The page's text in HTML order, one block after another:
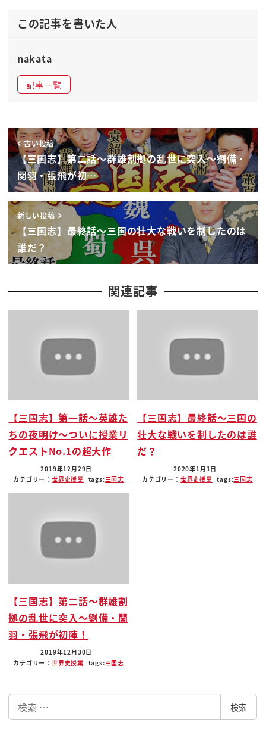
就浩浩蕩蕩的去了
反觀曹操可是個天才
幾近完美 具備了所有的能力
力量也很強大
因此曹操就像是集合了關羽跟張飛
劉備是藉著累積的德望聚集人心
相對曹操呢
有能力者就會重用 無能者一概不用
完全看能力而定
只要跟著我就能取得天下
否則就別妄想
原則就是這樣
有能力者 無論身份高低他都會重用
曹操和劉備聯手
兩人把袁術打得七零八落的
袁術也很弱
袁術被打敗逃走了
只享受了短暫的榮華富貴
他臨終的遺言滿有名的
最後的遺言聽說是
「好想吃蜂蜜啊」
他說了「好想吃蜂蜜啊」之後
他就大量吐血後死了
有這樣的情節
袁術死了
呂布還活著對吧
還記得嗎
「我的東西 就是我的」
他後來被追捕
「董卓被呂布殺了」
呂布說
就騎了赤兔馬逃走了
呂布這個男人真的很誇張
この記事を書いた人
nakata
記事一覧
古い投稿
【三国志】第二話〜群雄割拠の乱世に突入〜劉備・
関羽・張飛が初…
新しい投稿
【三国志】最終話〜三国の壮大な戦いを制したのは
誰だ？
関連記事
【三国志】第一話〜英雄た
ちの夜明け〜ついに授業リ
クエストNo.1の超大作
2019年12月29日
カテゴリー：世界史授業 tags:三国志
【三国志】最終話〜三国の
壮大な戦いを制したのは誰
だ？
2020年1月1日
カテゴリー： 世界史授業 tags:三国志
【三国志】第二話〜群雄割
拠の乱世に突入〜劉備・関
羽・張飛が初陣！
2019年12月30日
カテゴリー：世界史授業 tags:三国志
検
索
検索